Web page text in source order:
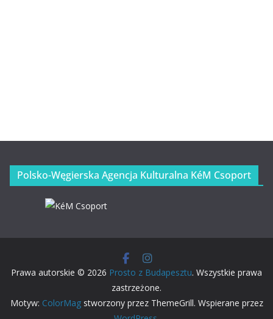
Polsko-Węgierska Agencja Kulturalna KéM Csoport
Prawa autorskie © 2026 Prosto z Budapesztu. Wszystkie prawa
zastrzeżone.
Motyw: ColorMagstworzony przez ThemeGrill. Wspierane przez